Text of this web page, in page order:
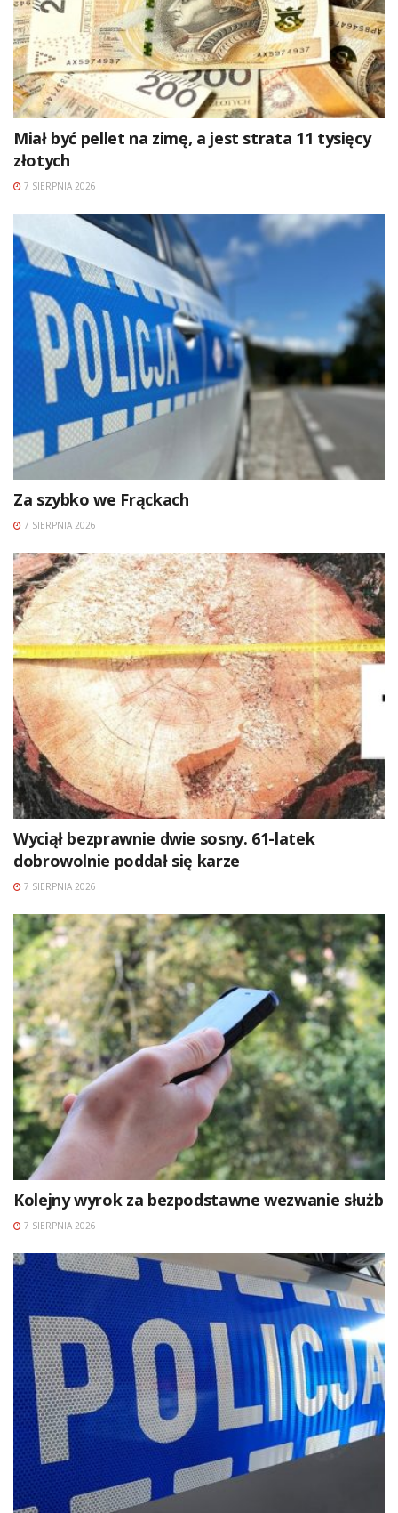
Miał być pellet na zimę, a jest strata 11 tysięcy
złotych
7 SIERPNIA 2026
Za szybko we Frąckach
7 SIERPNIA 2026
Wyciął bezprawnie dwie sosny. 61-latek
dobrowolnie poddał się karze
7 SIERPNIA 2026
Kolejny wyrok za bezpodstawne wezwanie służb
7 SIERPNIA 2026